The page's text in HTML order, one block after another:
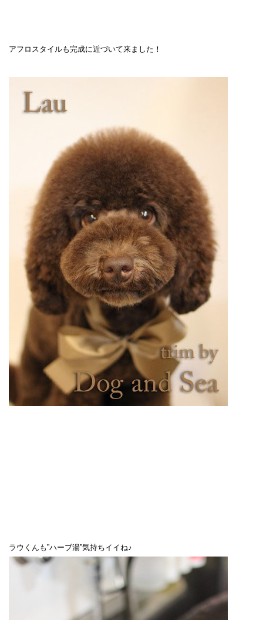
アフロスタイルも完成に近づいて来ました！
ラウくんも”ハーブ湯”気持ちイイね♪